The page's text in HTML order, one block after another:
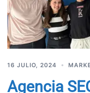
16 JULIO, 2024
Agencia